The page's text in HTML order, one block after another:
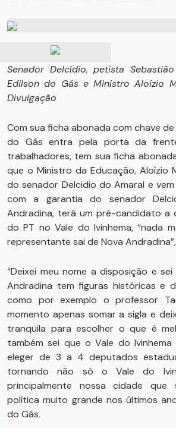
Senador Delcídio, petista
Edilson do Gás e Ministro Aloízio
Divulgação
Com sua ficha abonada com chave de
do Gás entra pela porta da
trabalhadores, tem sua ficha
que o Ministro da Educação, Aloízio
do senador Delcidio do Amaral e
com a garantia do senador
Andradina, terá um pré-candidato a
do PT no Vale do Ivinhema, “nada
representante sai de Nova
“Deixei meu nome a disposição e
Andradina tem figuras históricas e
como por exemplo o professor
momento apenas somar a sigla e
tranquila para escolher o que é
também sei que o Vale do
eleger de 3 a 4 deputados
tornando não só o Vale do
principalmente nossa cidade que
política muito grande nos últimos
do Gás.